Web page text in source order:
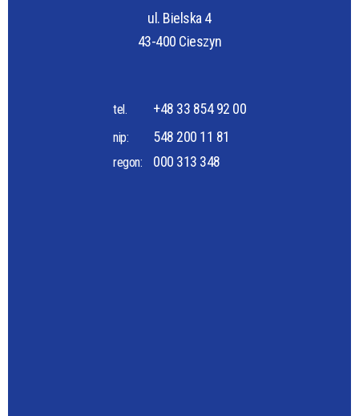
ul. Bielska 4
43-400 Cieszyn
tel. +48 33 854 92 00
nip: 548 200 11 81
regon: 000 313 348